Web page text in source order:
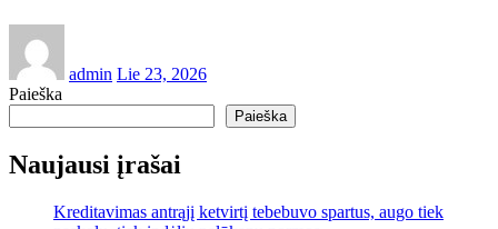
admin Lie 23, 2026
Paieška
Paieška
Naujausi įrašai
Kreditavimas antrąjį ketvirtį tebebuvo spartus, augo tiek